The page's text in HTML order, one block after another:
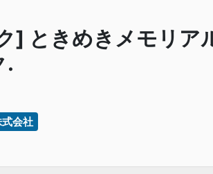
] ときめきメモリア
.
会社